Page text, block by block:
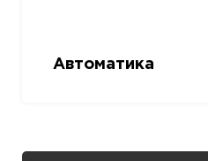
Автоматика